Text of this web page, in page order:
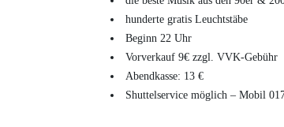
hunderte gratis Leuchtstäbe
Beginn 22 Uhr
Vorverkauf 9€ zzgl. VVK-Gebühr
Abendkasse: 13 €
Shuttelservice möglich – Mobil